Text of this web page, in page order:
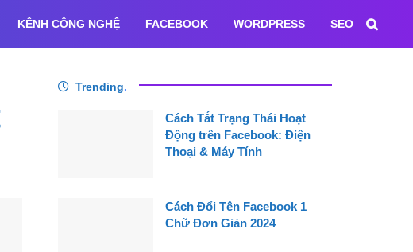
KÊNH CÔNG NGHỆ FACEBOOK WORDPRESS SEO
Trending.
Cách Tắt Trạng Thái Hoạt
Động trên Facebook: Điện
Thoại & Máy Tính
Cách Đổi Tên Facebook 1
Chữ Đơn Giản 2024